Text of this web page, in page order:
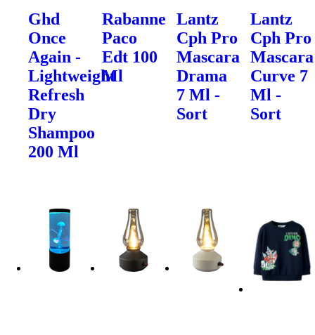
Ghd
Once
Again -
Lightweight
Refresh
Dry
Shampoo
200 Ml
Rabanne
Paco
Edt 100
Ml
Lantz
Cph Pro
Mascara
Drama
7 Ml -
Sort
Lantz
Cph Pro
Mascara
Curve 7
Ml -
Sort